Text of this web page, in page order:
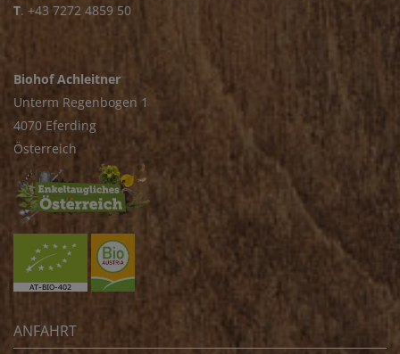
T. +43 7272 4859 50
Biohof Achleitner
Unterm Regenbogen 1
4070 Eferding
Österreich
ANFAHRT